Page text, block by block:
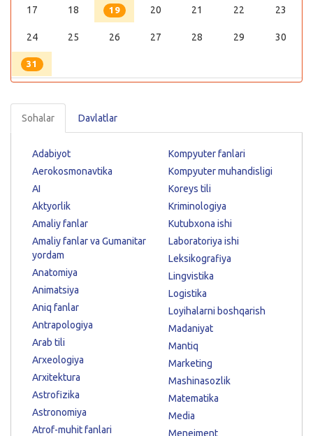
17 18 19 20 21 22 23
24 25 26 27 28 29 30
31
Sohalar Davlatlar
Adabiyot
Aerokosmonavtika
AI
Aktyorlik
Amaliy fanlar
Amaliy fanlar va Gumanitar
yordam
Anatomiya
Animatsiya
Aniq fanlar
Antrapologiya
Arab tili
Arxeologiya
Arxitektura
Astrofizika
Astronomiya
Atrof-muhit fanlari
Kompyuter fanlari
Kompyuter muhandisligi
Koreys tili
Kriminologiya
Kutubxona ishi
Laboratoriya ishi
Leksikografiya
Lingvistika
Logistika
Loyihalarni boshqarish
Madaniyat
Mantiq
Marketing
Mashinasozlik
Matematika
Media
Menejment